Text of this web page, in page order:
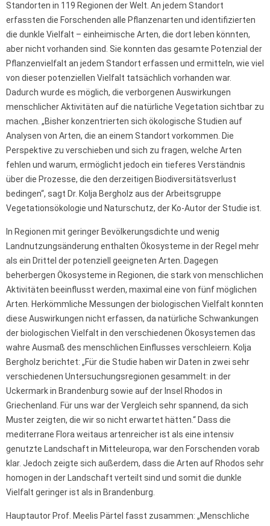
Standorten in 119 Regionen der Welt. An jedem Standort
erfassten die Forschenden alle Pflanzenarten und identifizierten
die dunkle Vielfalt – einheimische Arten, die dort leben könnten,
aber nicht vorhanden sind. Sie konnten das gesamte Potenzial der
Pflanzenvielfalt an jedem Standort erfassen und ermitteln, wie viel
von dieser potenziellen Vielfalt tatsächlich vorhanden war.
Dadurch wurde es möglich, die verborgenen Auswirkungen
menschlicher Aktivitäten auf die natürliche Vegetation sichtbar zu
machen. „Bisher konzentrierten sich ökologische Studien auf
Analysen von Arten, die an einem Standort vorkommen. Die
Perspektive zu verschieben und sich zu fragen, welche Arten
fehlen und warum, ermöglicht jedoch ein tieferes Verständnis
über die Prozesse, die den derzeitigen Biodiversitätsverlust
bedingen“, sagt Dr. Kolja Bergholz aus der Arbeitsgruppe
Vegetationsökologie und Naturschutz, der Ko-Autor der Studie ist.
In Regionen mit geringer Bevölkerungsdichte und wenig
Landnutzungsänderung enthalten Ökosysteme in der Regel mehr
als ein Drittel der potenziell geeigneten Arten. Dagegen
beherbergen Ökosysteme in Regionen, die stark von menschlichen
Aktivitäten beeinflusst werden, maximal eine von fünf möglichen
Arten. Herkömmliche Messungen der biologischen Vielfalt konnten
diese Auswirkungen nicht erfassen, da natürliche Schwankungen
der biologischen Vielfalt in den verschiedenen Ökosystemen das
wahre Ausmaß des menschlichen Einflusses verschleiern. Kolja
Bergholz berichtet: „Für die Studie haben wir Daten in zwei sehr
verschiedenen Untersuchungsregionen gesammelt: in der
Uckermark in Brandenburg sowie auf der Insel Rhodos in
Griechenland. Für uns war der Vergleich sehr spannend, da sich
Muster zeigten, die wir so nicht erwartet hätten.“ Dass die
mediterrane Flora weitaus artenreicher ist als eine intensiv
genutzte Landschaft in Mitteleuropa, war den Forschenden vorab
klar. Jedoch zeigte sich außerdem, dass die Arten auf Rhodos sehr
homogen in der Landschaft verteilt sind und somit die dunkle
Vielfalt geringer ist als in Brandenburg.
Hauptautor Prof. Meelis Pärtel fasst zusammen: „Menschliche